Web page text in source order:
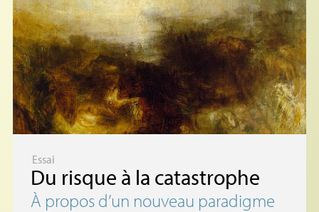
Essai
Du risque à la catastrophe
À propos d’un nouveau paradigme